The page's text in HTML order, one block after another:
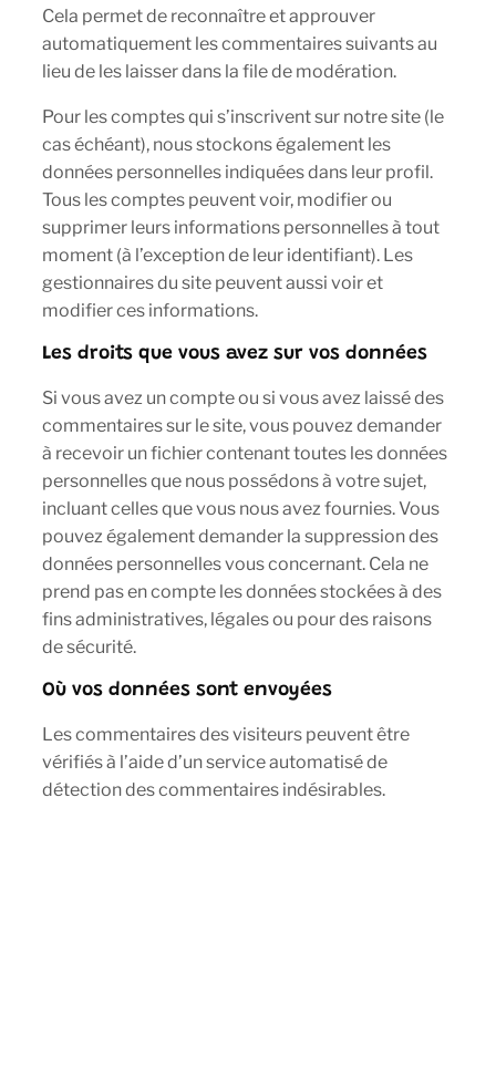
Cela permet de reconnaître et approuver
automatiquement les commentaires suivants au
lieu de les laisser dans la file de modération.
Pour les comptes qui s’inscrivent sur notre site (le
cas échéant), nous stockons également les
données personnelles indiquées dans leur profil.
Tous les comptes peuvent voir, modifier ou
supprimer leurs informations personnelles à tout
moment (à l’exception de leur identifiant). Les
gestionnaires du site peuvent aussi voir et
modifier ces informations.
Les droits que vous avez sur vos données
Si vous avez un compte ou si vous avez laissé des
commentaires sur le site, vous pouvez demander
à recevoir un fichier contenant toutes les données
personnelles que nous possédons à votre sujet,
incluant celles que vous nous avez fournies. Vous
pouvez également demander la suppression des
données personnelles vous concernant. Cela ne
prend pas en compte les données stockées à des
fins administratives, légales ou pour des raisons
de sécurité.
Où vos données sont envoyées
Les commentaires des visiteurs peuvent être
vérifiés à l’aide d’un service automatisé de
détection des commentaires indésirables.